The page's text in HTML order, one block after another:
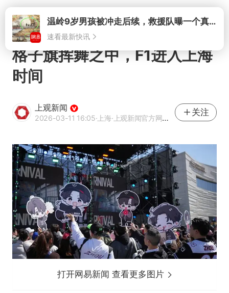
打开
格子旗挥舞之中，F1进入上海
时间
上观新闻
2026-03-11 16:05·上海·上观新闻官方网易号
关注
打开网易新闻 查看更多图片